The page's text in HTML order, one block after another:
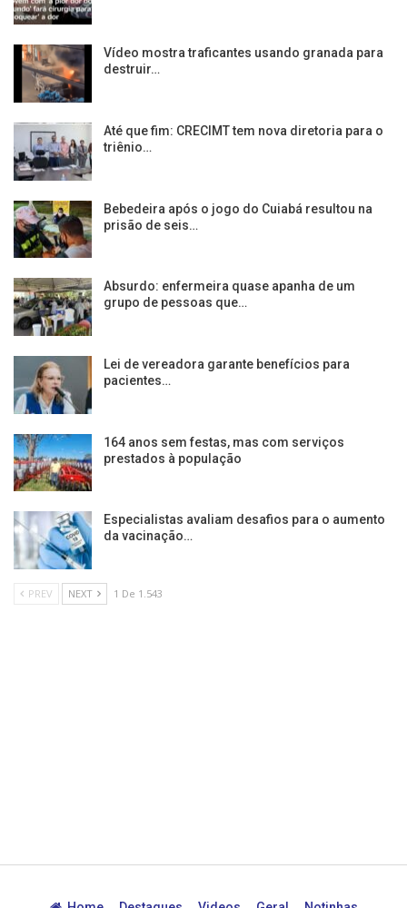
Vídeo mostra traficantes usando granada para
destruir…
Até que fim: CRECIMT tem nova diretoria para o
triênio…
Bebedeira após o jogo do Cuiabá resultou na
prisão de seis…
Absurdo: enfermeira quase apanha de um
grupo de pessoas que…
Lei de vereadora garante benefícios para
pacientes…
164 anos sem festas, mas com serviços
prestados à população
Especialistas avaliam desafios para o aumento
da vacinação…
PREV NEXT 1 De 1.543